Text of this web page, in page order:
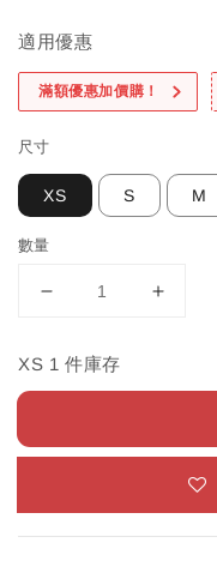
適用優惠
滿額優惠加價購！
尺寸
XS S M
數量
XS 1 件庫存